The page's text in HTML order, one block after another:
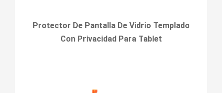
Protector De Pantalla De Vidrio Templado
Con Privacidad Para Tablet